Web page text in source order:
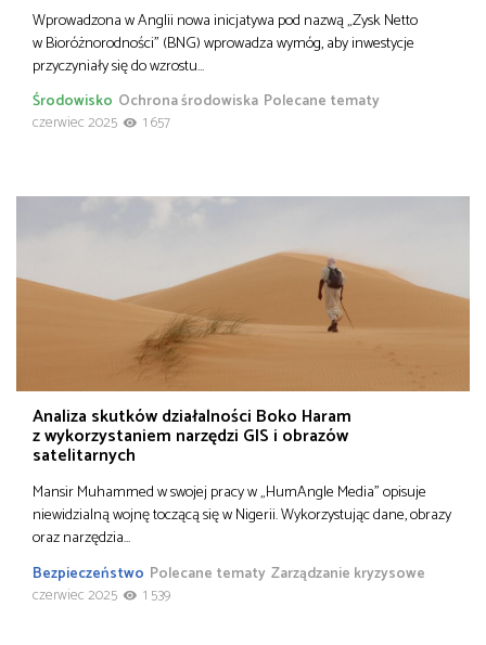
Wprowadzona w Anglii nowa inicjatywa pod nazwą „Zysk Netto
w Bioróżnorodności” (BNG) wprowadza wymóg, aby inwestycje
przyczyniały się do wzrostu…
Ochrona środowiska Polecane tematy
Środowisko
czerwiec 2025
1 657
Analiza skutków działalności Boko Haram
z wykorzystaniem narzędzi GIS i obrazów
satelitarnych
Mansir Muhammed w swojej pracy w „HumAngle Media” opisuje
niewidzialną wojnę toczącą się w Nigerii. Wykorzystując dane, obrazy
oraz narzędzia…
Bezpieczeństwo Polecane tematy Zarządzanie kryzysowe
czerwiec 2025
1 539